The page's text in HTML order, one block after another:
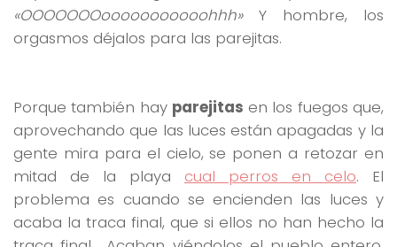
«OOOOOOOooooooooooohhh»Y hombre, los
orgasmos déjalos para las parejitas.
Porque también hay parejitas en los fuegos que,
aprovechando que las luces están apagadas y la
gente mira para el cielo, se ponen a retozar en
mitad de la playa cual perros en celo. El
problema es cuando se encienden las luces y
acaba la traca final, que si ellos no han hecho la